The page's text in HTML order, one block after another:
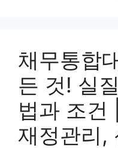
채무통합
든 것! 실
법과 조건
재정관리,